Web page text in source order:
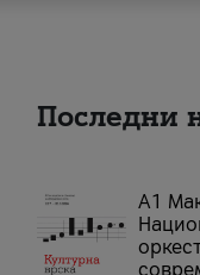
Последни
А1